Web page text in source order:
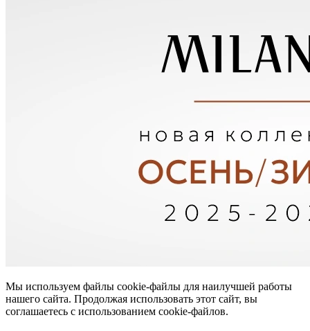
Мы используем файлы cookie-файлы для наилучшей работы
нашего сайта. Продолжая использовать этот сайт, вы
соглашаетесь с использованием cookie-файлов.